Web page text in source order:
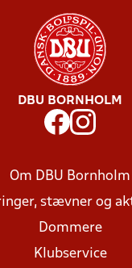
DBU BORNHOLM
Om DBU Bornholm
stævner og
Dommere
Klubservice